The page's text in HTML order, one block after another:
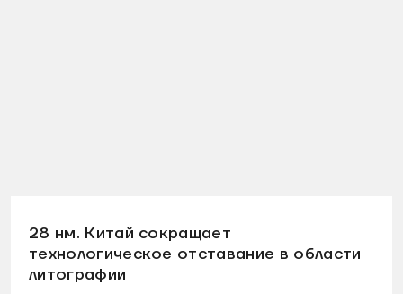
28 нм. Китай сокращает
технологическое отставание в области
литографии